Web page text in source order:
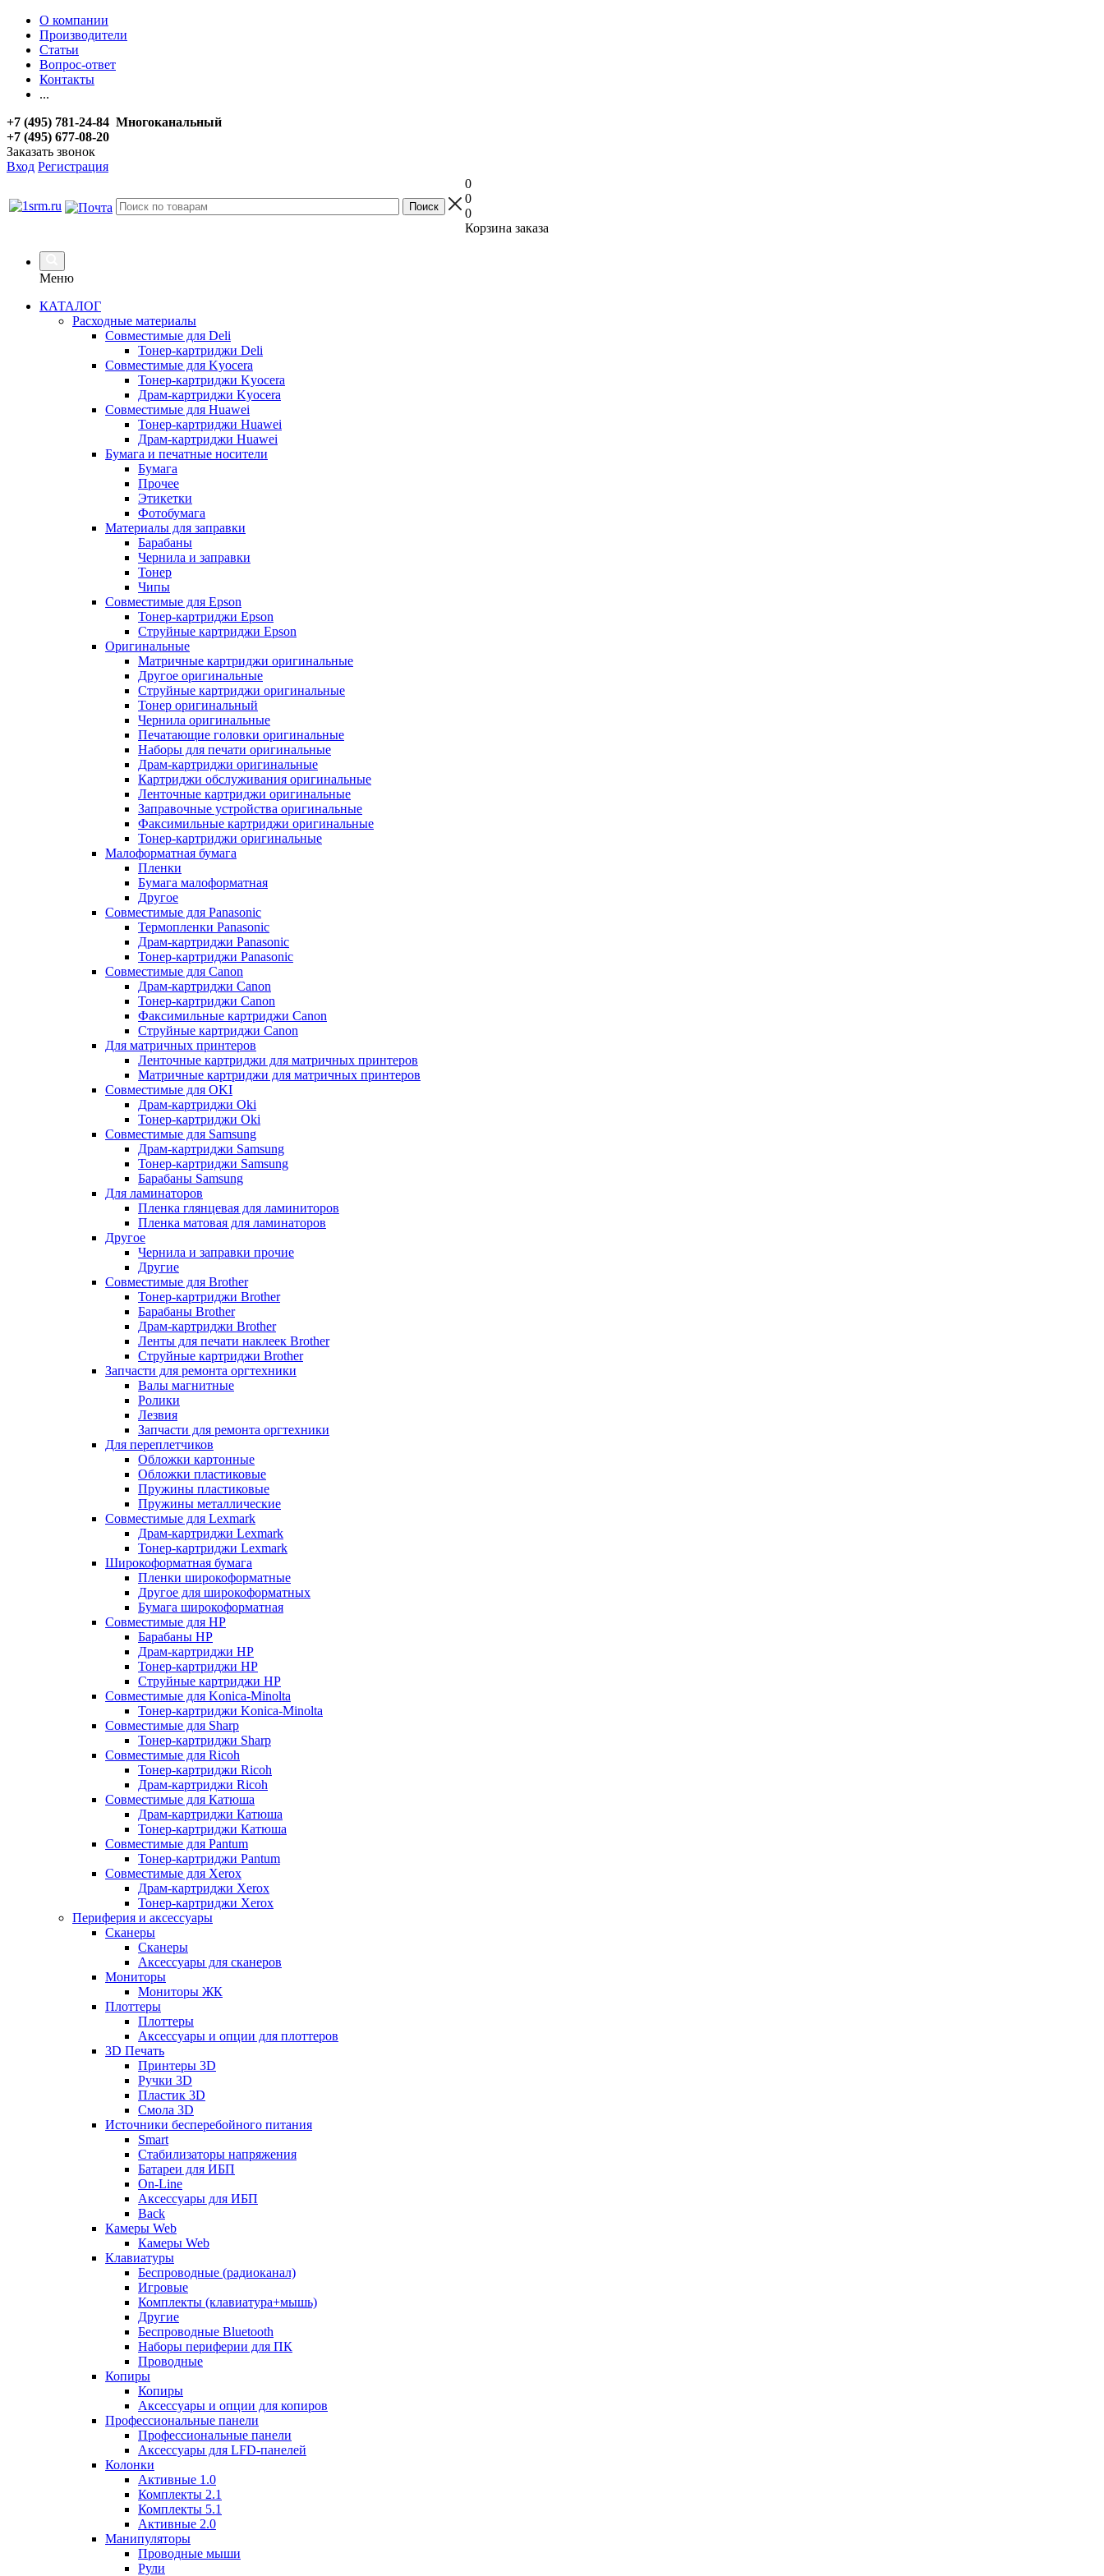
О компании
Производители
Статьи
Вопрос-ответ
Контакты
...
+7 (495) 781-24-84 Многоканальный
+7 (495) 677-08-20
Заказать звонок
Вход Регистрация
0
0
0
Корзина заказа
Меню
КАТАЛОГ
Расходные материалы
Совместимые для Deli
Тонер-картриджи Deli
Совместимые для Kyocera
Тонер-картриджи Kyocera
Драм-картриджи Kyocera
Совместимые для Huawei
Тонер-картриджи Huawei
Драм-картриджи Huawei
Бумага и печатные носители
Бумага
Прочее
Этикетки
Фотобумага
Материалы для заправки
Барабаны
Чернила и заправки
Тонер
Чипы
Совместимые для Epson
Тонер-картриджи Epson
Струйные картриджи Epson
Оригинальные
Матричные картриджи оригинальные
Другое оригинальные
Струйные картриджи оригинальные
Тонер оригинальный
Чернила оригинальные
Печатающие головки оригинальные
Наборы для печати оригинальные
Драм-картриджи оригинальные
Картриджи обслуживания оригинальные
Ленточные картриджи оригинальные
Заправочные устройства оригинальные
Факсимильные картриджи оригинальные
Тонер-картриджи оригинальные
Малоформатная бумага
Пленки
Бумага малоформатная
Другое
Совместимые для Panasonic
Термопленки Panasonic
Драм-картриджи Panasonic
Тонер-картриджи Panasonic
Совместимые для Canon
Драм-картриджи Canon
Тонер-картриджи Canon
Факсимильные картриджи Canon
Струйные картриджи Canon
Для матричных принтеров
Ленточные картриджи для матричных принтеров
Матричные картриджи для матричных принтеров
Совместимые для OKI
Драм-картриджи Oki
Тонер-картриджи Oki
Совместимые для Samsung
Драм-картриджи Samsung
Тонер-картриджи Samsung
Барабаны Samsung
Для ламинаторов
Пленка глянцевая для ламиниторов
Пленка матовая для ламинаторов
Другое
Чернила и заправки прочие
Другие
Совместимые для Brother
Тонер-картриджи Brother
Барабаны Brother
Драм-картриджи Brother
Ленты для печати наклеек Brother
Струйные картриджи Brother
Запчасти для ремонта оргтехники
Валы магнитные
Ролики
Лезвия
Запчасти для ремонта оргтехники
Для переплетчиков
Обложки картонные
Обложки пластиковые
Пружины пластиковые
Пружины металлические
Совместимые для Lexmark
Драм-картриджи Lexmark
Тонер-картриджи Lexmark
Широкоформатная бумага
Пленки широкоформатные
Другое для широкоформатных
Бумага широкоформатная
Совместимые для HP
Барабаны HP
Драм-картриджи HP
Тонер-картриджи HP
Струйные картриджи HP
Совместимые для Konica-Minolta
Тонер-картриджи Konica-Minolta
Совместимые для Sharp
Тонер-картриджи Sharp
Совместимые для Ricoh
Тонер-картриджи Ricoh
Драм-картриджи Ricoh
Совместимые для Катюша
Драм-картриджи Катюша
Тонер-картриджи Катюша
Совместимые для Pantum
Тонер-картриджи Pantum
Совместимые для Xerox
Драм-картриджи Xerox
Тонер-картриджи Xerox
Периферия и аксессуары
Сканеры
Сканеры
Аксессуары для сканеров
Мониторы
Мониторы ЖК
Плоттеры
Плоттеры
Аксессуары и опции для плоттеров
3D Печать
Принтеры 3D
Ручки 3D
Пластик 3D
Смола 3D
Источники бесперебойного питания
Smart
Стабилизаторы напряжения
Батареи для ИБП
On-Line
Аксессуары для ИБП
Back
Камеры Web
Камеры Web
Клавиатуры
Беспроводные (радиоканал)
Игровые
Комплекты (клавиатура+мышь)
Другие
Беспроводные Bluetooth
Наборы периферии для ПК
Проводные
Копиры
Копиры
Аксессуары и опции для копиров
Профессиональные панели
Профессиональные панели
Аксессуары для LFD-панелей
Колонки
Активные 1.0
Комплекты 2.1
Комплекты 5.1
Активные 2.0
Манипуляторы
Проводные мыши
Рули